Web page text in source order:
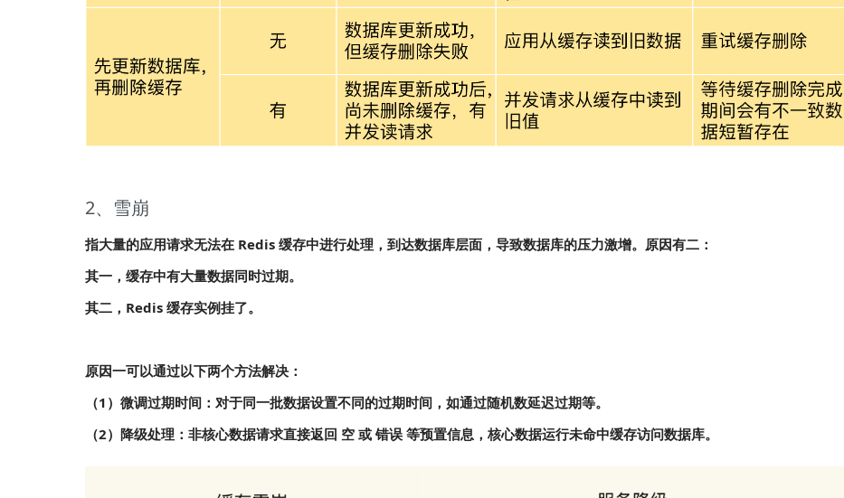
2、雪崩
指大量的应用请求无法在 Redis 缓存中进行处理，到达数据库层面，导致数据库的压力激增。原因有二：
其一，缓存中有大量数据同时过期。
其二，Redis 缓存实例挂了。
原因一可以通过以下两个方法解决：
（1）微调过期时间：对于同一批数据设置不同的过期时间，如通过随机数延迟过期等。
（2）降级处理：非核心数据请求直接返回 空 或 错误 等预置信息，核心数据运行未命中缓存访问数据库。